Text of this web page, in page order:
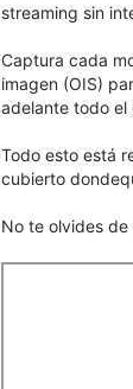
streaming sin
Captura cada
imagen (OIS)
adelante todo el
Todo esto está
cubierto
No te olvides